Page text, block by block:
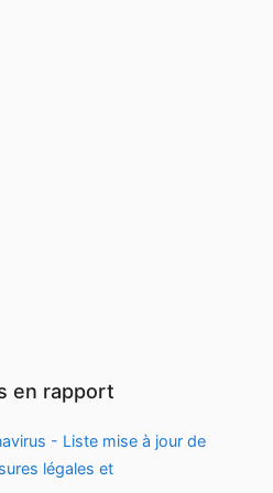
en rapport
- Liste mise à jour de
légales et